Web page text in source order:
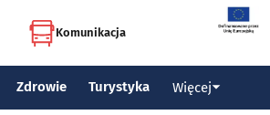
Komunikacja
Zdrowie Turystyka Więcej